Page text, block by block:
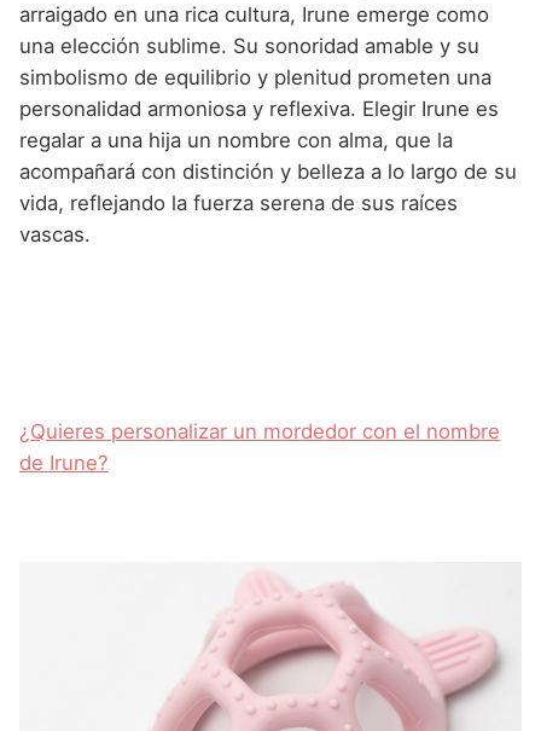
arraigado en una rica cultura, Irune emerge como
una elección sublime. Su sonoridad amable y su
simbolismo de equilibrio y plenitud prometen una
personalidad armoniosa y reflexiva. Elegir Irune es
regalar a una hija un nombre con alma, que la
acompañará con distinción y belleza a lo largo de su
vida, reflejando la fuerza serena de sus raíces
vascas.
¿Quieres personalizar un mordedor con el nombre
de Irune?